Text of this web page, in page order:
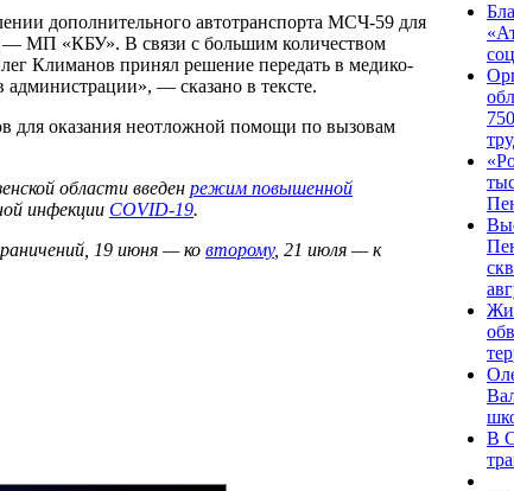
дополнительного автотранспорта МСЧ-59 для
— МП «КБУ». В связи с большим количеством
Климанов принял решение передать в медико-
— сказано в тексте.
для оказания неотложной помощи по вызовам
области введен режим повышенной
инфекции COVID-19.
19 июня — ко второму, 21 июля — к
В